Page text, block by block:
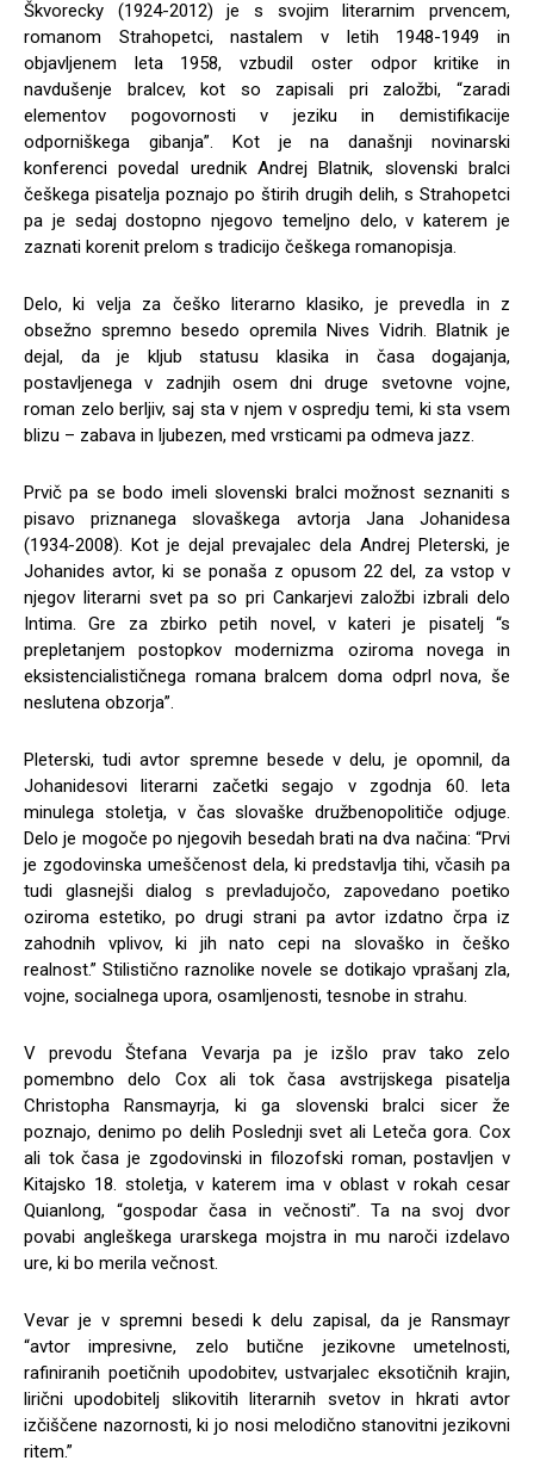
Škvorecky (1924-2012) je s svojim literarnim prvencem,
romanom Strahopetci, nastalem v letih 1948-1949 in
objavljenem leta 1958, vzbudil oster odpor kritike in
navdušenje bralcev, kot so zapisali pri založbi, “zaradi
elementov pogovornosti v jeziku in demistifikacije
odporniškega gibanja”. Kot je na današnji novinarski
konferenci povedal urednik Andrej Blatnik, slovenski bralci
češkega pisatelja poznajo po štirih drugih delih, s Strahopetci
pa je sedaj dostopno njegovo temeljno delo, v katerem je
zaznati korenit prelom s tradicijo češkega romanopisja.
Delo, ki velja za češko literarno klasiko, je prevedla in z
obsežno spremno besedo opremila Nives Vidrih. Blatnik je
dejal, da je kljub statusu klasika in časa dogajanja,
postavljenega v zadnjih osem dni druge svetovne vojne,
roman zelo berljiv, saj sta v njem v ospredju temi, ki sta vsem
blizu – zabava in ljubezen, med vrsticami pa odmeva jazz.
Prvič pa se bodo imeli slovenski bralci možnost seznaniti s
pisavo priznanega slovaškega avtorja Jana Johanidesa
(1934-2008). Kot je dejal prevajalec dela Andrej Pleterski, je
Johanides avtor, ki se ponaša z opusom 22 del, za vstop v
njegov literarni svet pa so pri Cankarjevi založbi izbrali delo
Intima. Gre za zbirko petih novel, v kateri je pisatelj “s
prepletanjem postopkov modernizma oziroma novega in
eksistencialističnega romana bralcem doma odprl nova, še
neslutena obzorja”.
Pleterski, tudi avtor spremne besede v delu, je opomnil, da
Johanidesovi literarni začetki segajo v zgodnja 60. leta
minulega stoletja, v čas slovaške družbenopolitiče odjuge.
Delo je mogoče po njegovih besedah brati na dva načina: “Prvi
je zgodovinska umeščenost dela, ki predstavlja tihi, včasih pa
tudi glasnejši dialog s prevladujočo, zapovedano poetiko
oziroma estetiko, po drugi strani pa avtor izdatno črpa iz
zahodnih vplivov, ki jih nato cepi na slovaško in češko
realnost.” Stilistično raznolike novele se dotikajo vprašanj zla,
vojne, socialnega upora, osamljenosti, tesnobe in strahu.
V prevodu Štefana Vevarja pa je izšlo prav tako zelo
pomembno delo Cox ali tok časa avstrijskega pisatelja
Christopha Ransmayrja, ki ga slovenski bralci sicer že
poznajo, denimo po delih Poslednji svet ali Leteča gora. Cox
ali tok časa je zgodovinski in filozofski roman, postavljen v
Kitajsko 18. stoletja, v katerem ima v oblast v rokah cesar
Quianlong, “gospodar časa in večnosti”. Ta na svoj dvor
povabi angleškega urarskega mojstra in mu naroči izdelavo
ure, ki bo merila večnost.
Vevar je v spremni besedi k delu zapisal, da je Ransmayr
“avtor impresivne, zelo butične jezikovne umetelnosti,
rafiniranih poetičnih upodobitev, ustvarjalec eksotičnih krajin,
lirični upodobitelj slikovitih literarnih svetov in hkrati avtor
izčiščene nazornosti, ki jo nosi melodično stanovitni jezikovni
ritem.”